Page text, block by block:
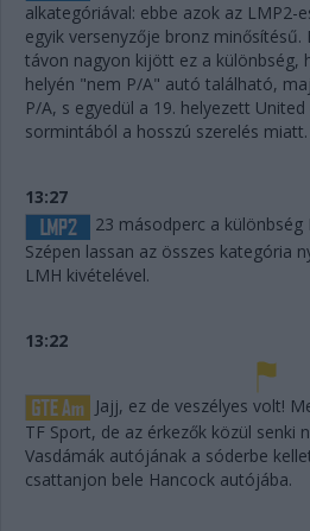
alkategóriával: ebbe azok az LMP2-
egyik versenyzője bronz minősítésű.
távon nagyon kijött ez a különbség,
helyén "nem P/A" autó található,
P/A, s egyedül a 19. helyezett
sormintából a hosszú szerelés miatt.
13:27
23 másodperc a
Szépen lassan az összes kategória
LMH kivételével.
13:22
Jajj, ez de veszélyes volt!
TF Sport, de az érkezők közül senki
Vasdámák autójának a sóderbe
csattanjon bele Hancock autójába.